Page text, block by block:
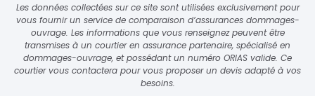
Les données collectées sur ce site sont utilisées exclusivement pour
vous fournir un service de comparaison d’assurances dommages-
ouvrage. Les informations que vous renseignez peuvent être
transmises à un courtier en assurance partenaire, spécialisé en
dommages-ouvrage, et possédant un numéro ORIAS valide. Ce
courtier vous contactera pour vous proposer un devis adapté à vos
besoins.